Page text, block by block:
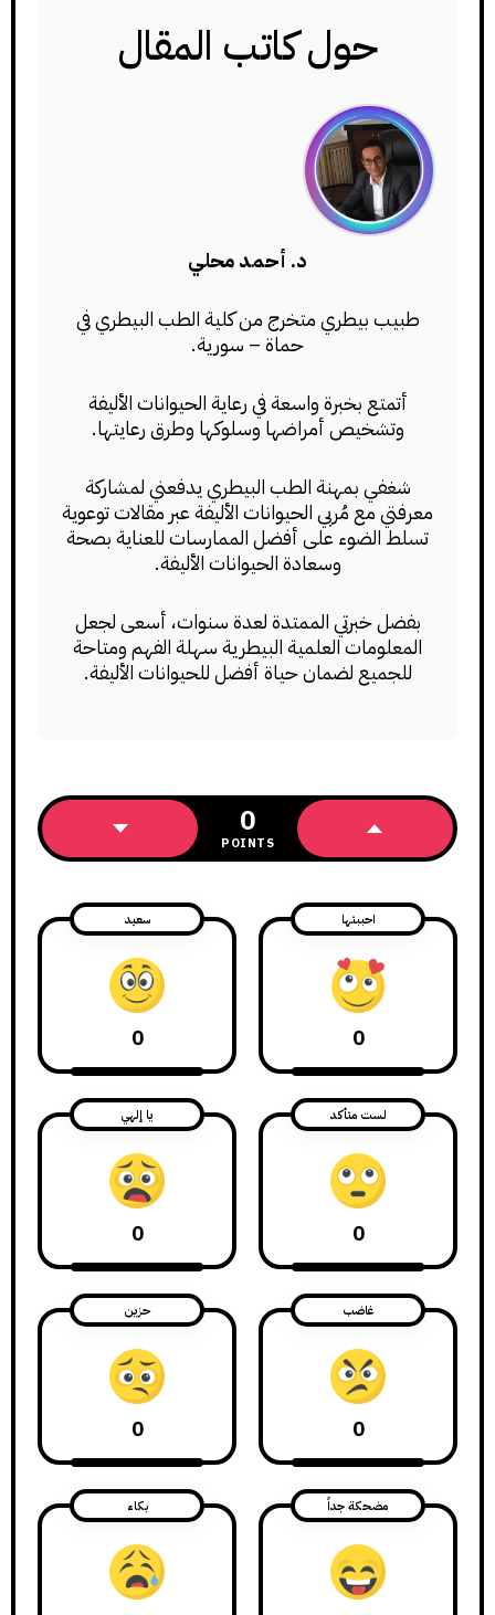
حول كاتب المقال
د. أحمد محلي
طبيب بيطري متخرج من كلية الطب البيطري في
حماة – سورية.
أتمتع بخبرة واسعة في رعاية الحيوانات الأليفة
وتشخيص أمراضها وسلوكها وطرق رعايتها.
شغفي بمهنة الطب البيطري يدفعني لمشاركة
معرفتي مع مُربي الحيوانات الأليفة عبر مقالات توعوية
تسلط الضوء على أفضل الممارسات للعناية بصحة
وسعادة الحيوانات الأليفة.
بفضل خبرتي الممتدة لعدة سنوات، أسعى لجعل
المعلومات العلمية البيطرية سهلة الفهم ومتاحة
للجميع لضمان حياة أفضل للحيوانات الأليفة.
0
POINTS
احببتها
0
سعيد
0
لست متأكد
0
يا إلهي
0
غاضب
0
حزين
0
مضحكة جداً بكاء